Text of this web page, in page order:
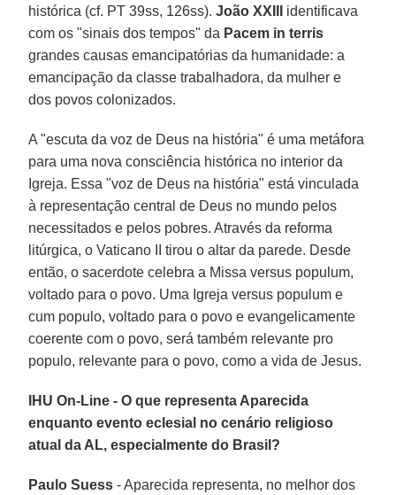
histórica (cf. PT 39ss, 126ss).João XXIII
identificava
com os "sinais dos tempos" da Pacem in terris
grandes causas emancipatórias da humanidade: a
emancipação da classe trabalhadora, da mulher e
dos povos colonizados.
A "escuta da voz de Deus na história" é uma metáfora
para uma nova consciência histórica no interior da
Igreja. Essa "voz de Deus na história" está vinculada
à representação central de Deus no mundo pelos
necessitados e pelos pobres. Através da reforma
litúrgica, o Vaticano II tirou o altar da parede. Desde
então, o sacerdote celebra a Missa versus populum,
voltado para o povo. Uma Igreja versus populum e
cum populo, voltado para o povo e evangelicamente
coerente com o povo, será também relevante pro
populo, relevante para o povo, como a vida de Jesus.
IHU On-Line - O que representa Aparecida
enquanto evento eclesial no cenário religioso
atual da AL, especialmente do Brasil?
Paulo Suess- Aparecida representa, no melhor dos